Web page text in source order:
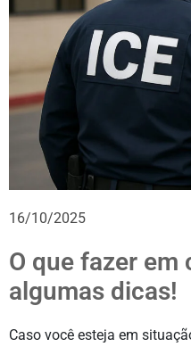
16/10/2025
O que fazer em
algumas dicas!
Caso você esteja em